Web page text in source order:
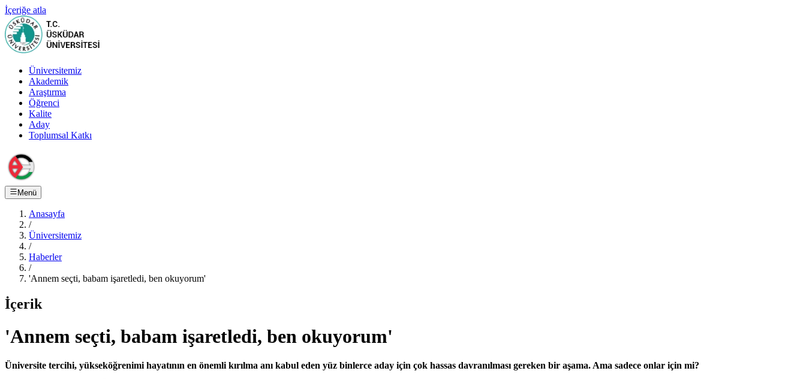
İçeriğe atla
Üniversitemiz
Akademik
Araştırma
Öğrenci
Kalite
Aday
Toplumsal Katkı
Menü
Anasayfa
/
Üniversitemiz
/
Haberler
/
'Annem seçti, babam işaretledi, ben okuyorum'
İçerik
'Annem seçti, babam işaretledi, ben okuyorum'
Üniversite tercihi, yükseköğrenimi hayatının en önemli kırılma anı kabul eden yüz binlerce aday için çok hassas davranılması gereken bir aşama. Ama sadece onlar için mi?